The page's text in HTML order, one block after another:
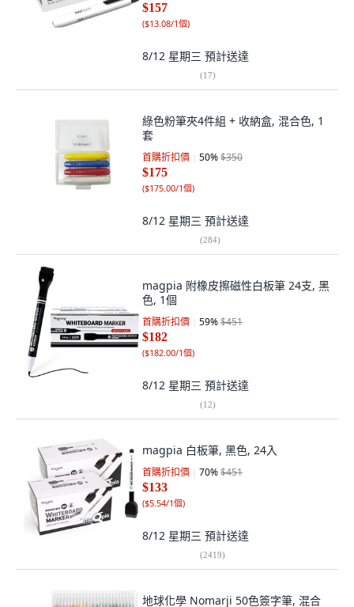
$157
($13.08/1個)
8/12 星期三 預計送達
(17)
綠色粉筆夾4件組 + 收納盒, 混合色, 1
套
首購折扣價 50%$350
$175
($175.00/1個)
8/12 星期三 預計送達
(284)
magpia 附橡皮擦磁性白板筆 24支, 黑
色, 1個
首購折扣價 59%$451
$182
($182.00/1個)
8/12 星期三 預計送達
(12)
magpia 白板筆, 黑色, 24入
首購折扣價 70%$451
$133
($5.54/1個)
8/12 星期三 預計送達
(2419)
地球化學 Nomarji 50色簽字筆, 混合